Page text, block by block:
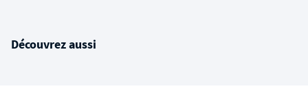
Découvrez aussi